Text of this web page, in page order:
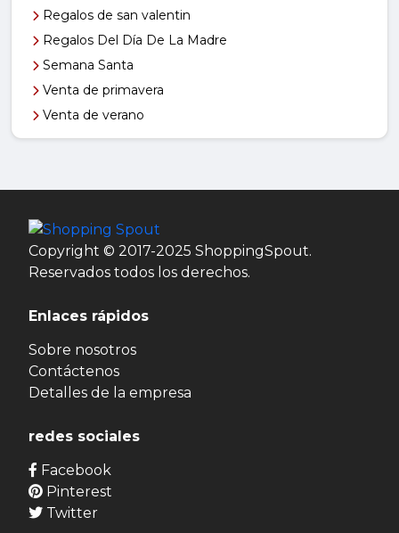
Regalos de san valentin
Regalos Del Día De La Madre
Semana Santa
Venta de primavera
Venta de verano
Copyright © 2017-2025 ShoppingSpout.
Reservados todos los derechos.
Enlaces rápidos
Sobre nosotros
Contáctenos
Detalles de la empresa
redes sociales
Facebook
Pinterest
Twitter